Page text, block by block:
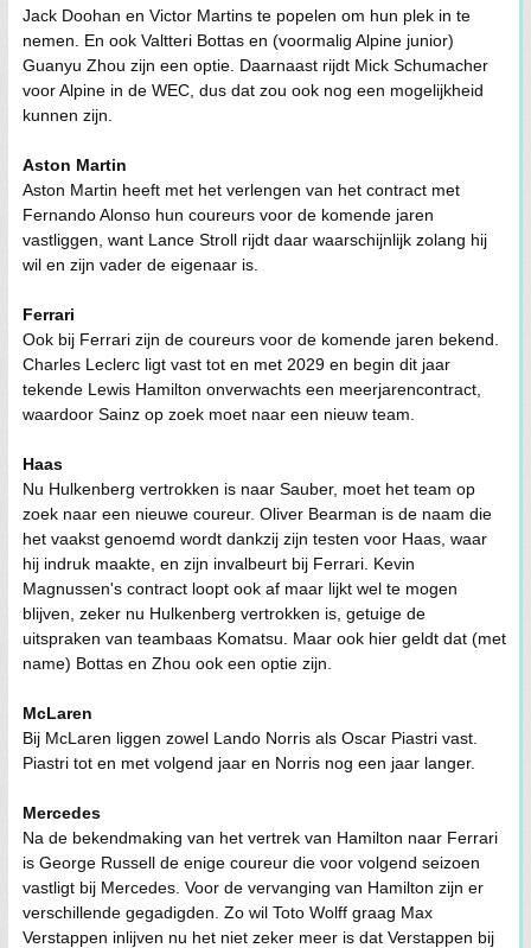
Jack Doohan en Victor Martins te popelen om hun plek in te
nemen. En ook Valtteri Bottas en (voormalig Alpine junior)
Guanyu Zhou zijn een optie. Daarnaast rijdt Mick Schumacher
voor Alpine in de WEC, dus dat zou ook nog een mogelijkheid
kunnen zijn.
Aston Martin
Aston Martin heeft met het verlengen van het contract met
Fernando Alonso hun coureurs voor de komende jaren
vastliggen, want Lance Stroll rijdt daar waarschijnlijk zolang hij
wil en zijn vader de eigenaar is.
Ferrari
Ook bij Ferrari zijn de coureurs voor de komende jaren bekend.
Charles Leclerc ligt vast tot en met 2029 en begin dit jaar
tekende Lewis Hamilton onverwachts een meerjarencontract,
waardoor Sainz op zoek moet naar een nieuw team.
Haas
Nu Hulkenberg vertrokken is naar Sauber, moet het team op
zoek naar een nieuwe coureur. Oliver Bearman is de naam die
het vaakst genoemd wordt dankzij zijn testen voor Haas, waar
hij indruk maakte, en zijn invalbeurt bij Ferrari. Kevin
Magnussen's contract loopt ook af maar lijkt wel te mogen
blijven, zeker nu Hulkenberg vertrokken is, getuige de
uitspraken van teambaas Komatsu. Maar ook hier geldt dat (met
name) Bottas en Zhou ook een optie zijn.
McLaren
Bij McLaren liggen zowel Lando Norris als Oscar Piastri vast.
Piastri tot en met volgend jaar en Norris nog een jaar langer.
Mercedes
Na de bekendmaking van het vertrek van Hamilton naar Ferrari
is George Russell de enige coureur die voor volgend seizoen
vastligt bij Mercedes. Voor de vervanging van Hamilton zijn er
verschillende gegadigden. Zo wil Toto Wolff graag Max
Verstappen inlijven nu het niet zeker meer is dat Verstappen bij